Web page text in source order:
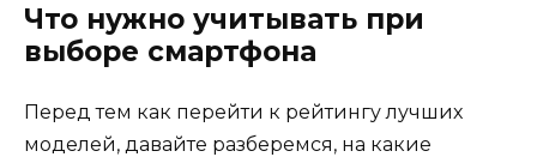
Что нужно учитывать при
выборе смартфона
Перед тем как перейти к рейтингу лучших
моделей, давайте разберемся, на какие